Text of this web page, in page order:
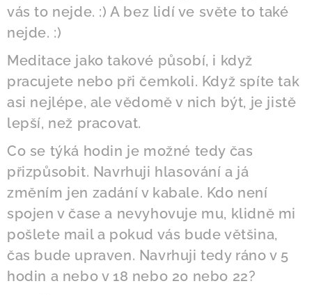
vás to nejde. :) A bez lidí ve světe to také
nejde. :)
Meditace jako takové působí, i když
pracujete nebo při čemkoli. Když spíte tak
asi nejlépe, ale vědomě v nich být, je jistě
lepší, než pracovat.
Co se týká hodin je možné tedy čas
přizpůsobit. Navrhuji hlasování a já
změním jen zadání v kabale. Kdo není
spojen v čase a nevyhovuje mu, klidně mi
pošlete mail a pokud vás bude většina,
čas bude upraven. Navrhuji tedy ráno v 5
hodin a nebo v 18 nebo 20 nebo 22?